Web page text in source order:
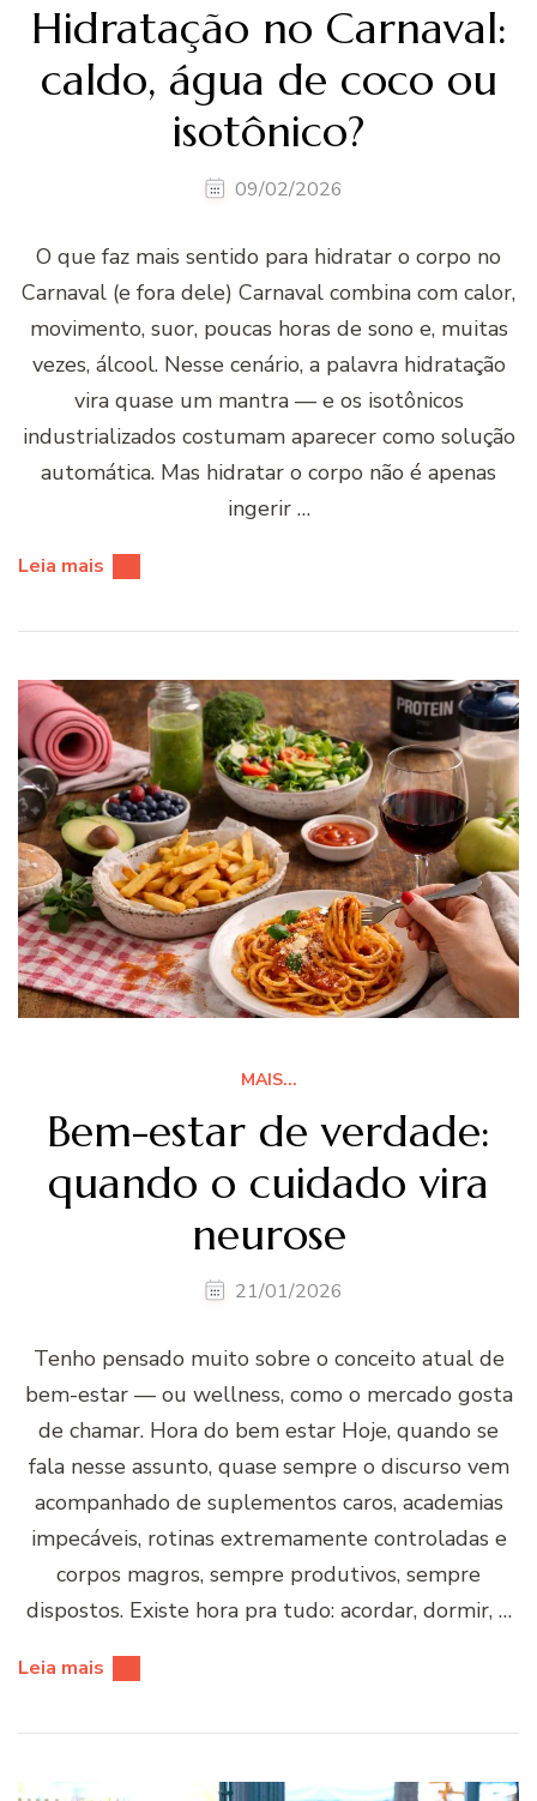
Hidratação no Carnaval:
caldo, água de coco ou
isotônico?
09/02/2026
O que faz mais sentido para hidratar o corpo no
Carnaval (e fora dele) Carnaval combina com calor,
movimento, suor, poucas horas de sono e, muitas
vezes, álcool. Nesse cenário, a palavra hidratação
vira quase um mantra — e os isotônicos
industrializados costumam aparecer como solução
automática. Mas hidratar o corpo não é apenas
ingerir …
Leia mais
MAIS...
Bem-estar de verdade:
quando o cuidado vira
neurose
21/01/2026
Tenho pensado muito sobre o conceito atual de
bem-estar — ou wellness, como o mercado gosta
de chamar. Hora do bem estar Hoje, quando se
fala nesse assunto, quase sempre o discurso vem
acompanhado de suplementos caros, academias
impecáveis, rotinas extremamente controladas e
corpos magros, sempre produtivos, sempre
dispostos. Existe hora pra tudo: acordar, dormir, …
Leia mais